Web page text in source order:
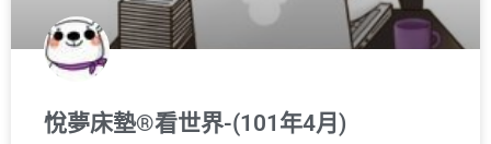
悅夢床墊®看世界-(101年4月)